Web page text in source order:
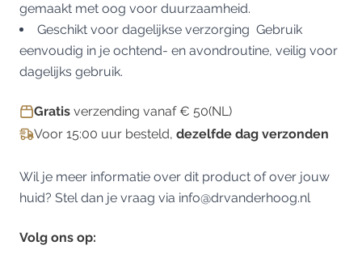
gemaakt met oog voor duurzaamheid.
Geschikt voor dagelijkse verzorging Gebruik
eenvoudig in je ochtend- en avondroutine, veilig voor
dagelijks gebruik.
Gratis verzending vanaf € 50(NL)
Voor 15:00 uur besteld, dezelfde dag verzonden
Volg ons op:
Wil je meer informatie over dit product of over jouw
huid? Stel dan je vraag via info@drvanderhoog.nl